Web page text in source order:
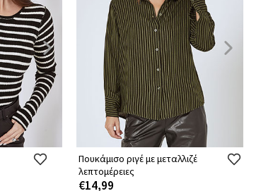
Πουκάμισο ριγέ με μεταλλιζέ
λεπτομέρειες
€14,99